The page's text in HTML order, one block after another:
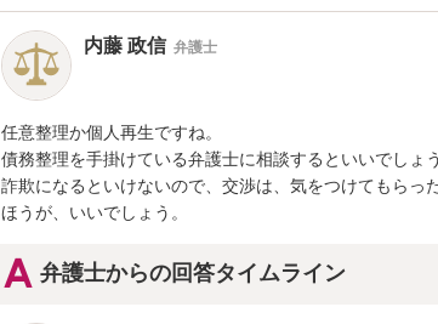
内藤 政信 弁護士
任意整理か個人再生ですね。
債務整理を手掛けている弁護士に相談するといいでしょう
詐欺になるといけないので、交渉は、気をつけてもらっ
ほうが、いいでしょう。
弁護士からの回答タイムライン